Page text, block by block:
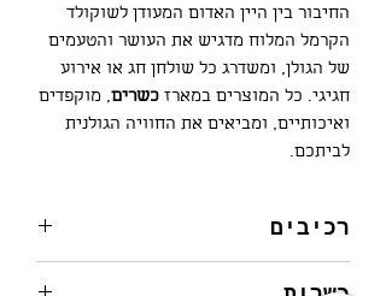
החיבור בין היין האדום המעודן לשוקולד
הקרמל המלוח מדגיש את העושר והטעמים
של הגולן, ומשדרג כל שולחן חג או אירוע
חגיגי. כל המוצרים במארז כשרים, מוקפדים
ואיכותיים, ומביאים את החוויה הגולנית
לביתכם.
רכיבים